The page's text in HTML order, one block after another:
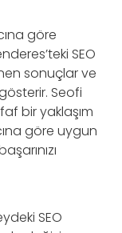
göre
SEO
sonuçlar ve
Seofi
bir yaklaşım
göre uygun
SEO